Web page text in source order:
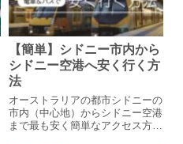
【簡単】シドニー市内から
シドニー空港へ安く行く方
法
オーストラリアの都市シドニーの
市内（中心地）からシドニー空港
まで最も安く簡単なアクセス方法